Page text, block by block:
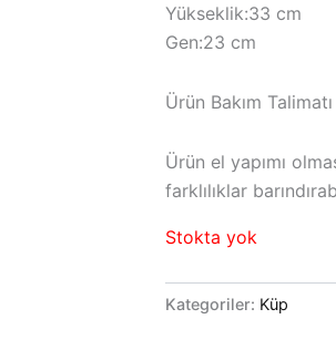
Yükseklik:33 cm
Gen:23 cm
Ürün Bakım Talimatı
Ürün el yapımı
farklılıklar
Stokta yok
Kategoriler: Küp